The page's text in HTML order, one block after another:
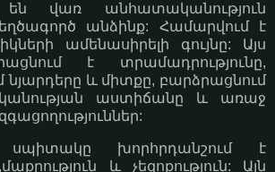
են վառ անհատականություն
անձինք: Համարվում է
ամենասիրելի գույնը: Այս
է տրամադրությունը,
նյարդերը և միտքը, բարձրացնում
աստիճանը և առաջ
խորհրդանշում է
և չեզոքություն: Այն